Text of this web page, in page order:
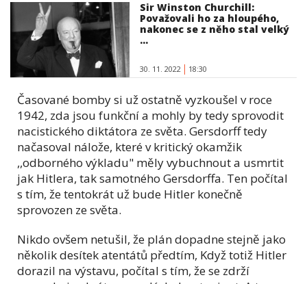
Sir Winston Churchill:
Považovali ho za hloupého,
nakonec se z něho stal velký
...
30. 11. 2022 18:30
Časované bomby si už ostatně vyzkoušel v roce
1942, zda jsou funkční a mohly by tedy sprovodit
nacistického diktátora ze světa. Gersdorff tedy
načasoval nálože, které v kritický okamžik
,,odborného výkladu" měly vybuchnout a usmrtit
jak Hitlera, tak samotného Gersdorffa. Ten počítal
s tím, že tentokrát už bude Hitler konečně
sprovozen ze světa.
Nikdo ovšem netušil, že plán dopadne stejně jako
několik desítek atentátů předtím, Když totiž Hitler
dorazil na výstavu, počítal s tím, že se zdrží